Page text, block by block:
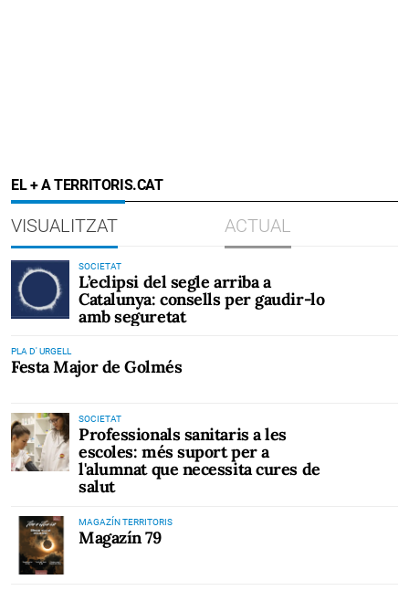
EL + A TERRITORIS.CAT
VISUALITZAT ACTUAL
SOCIETAT
L’eclipsi del segle arriba a
Catalunya: consells per gaudir-lo
amb seguretat
PLA D' URGELL
Festa Major de Golmés
SOCIETAT
Professionals sanitaris a les
escoles: més suport per a
l'alumnat que necessita cures de
salut
MAGAZÍN TERRITORIS
Magazín 79